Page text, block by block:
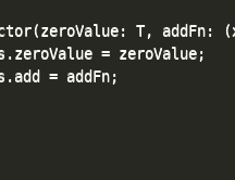
T, addFn:
= zeroValue;
= addFn;